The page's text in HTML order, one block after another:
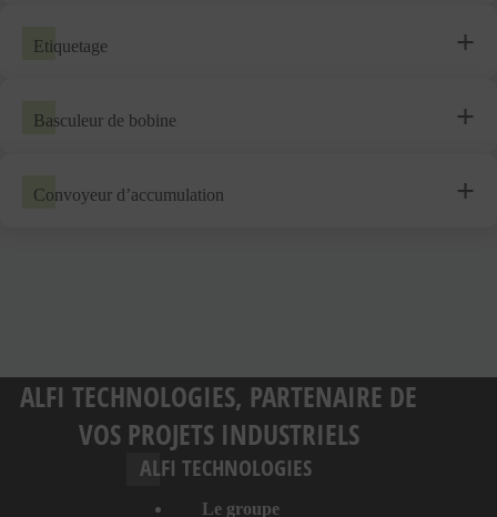
Etiquetage
Basculeur de bobine
Convoyeur d’accumulation
ALFI TECHNOLOGIES, PARTENAIRE DE
VOS PROJETS INDUSTRIELS
ALFI TECHNOLOGIES
Le groupe